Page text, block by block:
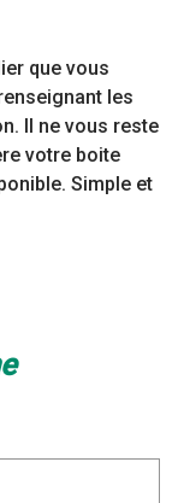
que vous
les
Il ne vous reste
votre boite
Simple et